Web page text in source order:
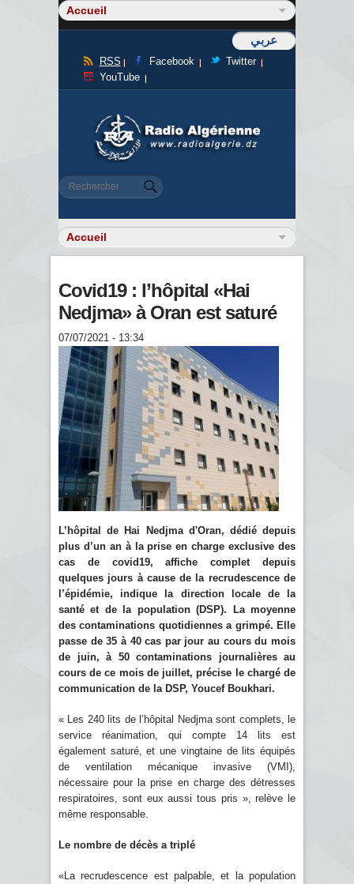
عربي
RSS Facebook
Twitter
YouTube
Formulaire de recherche
Rechercher
Covid19 : l’hôpital «Hai
Nedjma» à Oran est saturé
07/07/2021 - 13:34
L’hôpital de Hai Nedjma d'Oran, dédié depuis
plus d’un an à la prise en charge exclusive des
cas de covid19, affiche complet depuis
quelques jours à cause de la recrudescence de
l’épidémie, indique la direction locale de la
santé et de la population (DSP). La moyenne
des contaminations quotidiennes a grimpé. Elle
passe de 35 à 40 cas par jour au cours du mois
de juin, à 50 contaminations journalières au
cours de ce mois de juillet, précise le chargé de
communication de la DSP, Youcef Boukhari.
« Les 240 lits de l’hôpital Nedjma sont complets, le
service réanimation, qui compte 14 lits est
également saturé, et une vingtaine de lits équipés
de ventilation mécanique invasive (VMI),
nécessaire pour la prise en charge des détresses
respiratoires, sont eux aussi tous pris », relève le
même responsable.
Le nombre de décès a triplé
«La recrudescence est palpable, et la population